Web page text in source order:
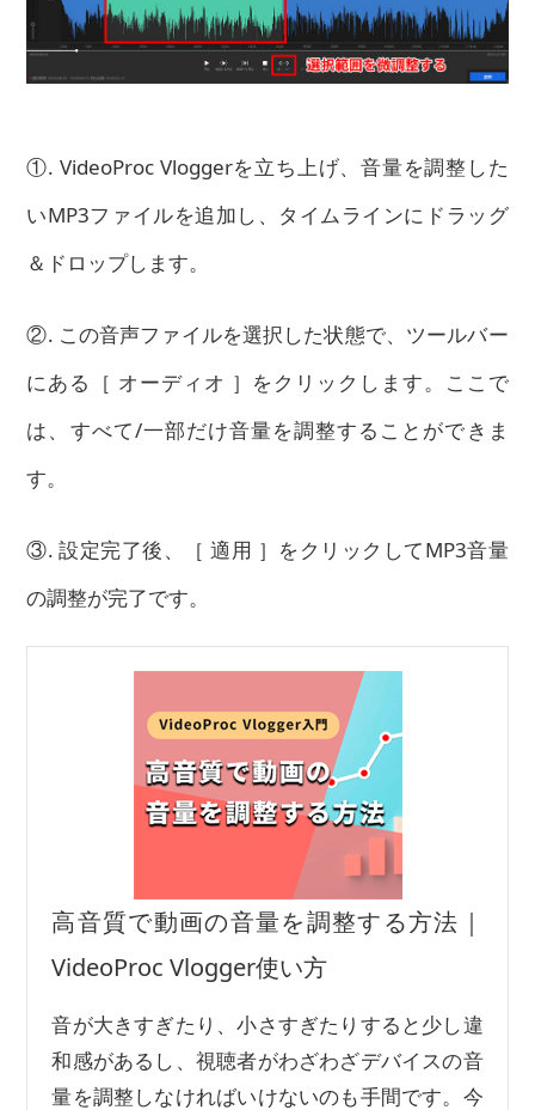
①. VideoProc Vloggerを立ち上げ、音量を調整した
いMP3ファイルを追加し、タイムラインにドラッグ
＆ドロップします。
②. この音声ファイルを選択した状態で、ツールバー
にある［ オーディオ ］をクリックします。ここで
は、すべて/一部だけ音量を調整することができま
す。
③. 設定完了後、［ 適用 ］をクリックしてMP3音量
の調整が完了です。
高音質で動画の音量を調整する方法｜
VideoProc Vlogger使い方
音が大きすぎたり、小さすぎたりすると少し違
和感があるし、視聴者がわざわざデバイスの音
量を調整しなければいけないのも手間です。今